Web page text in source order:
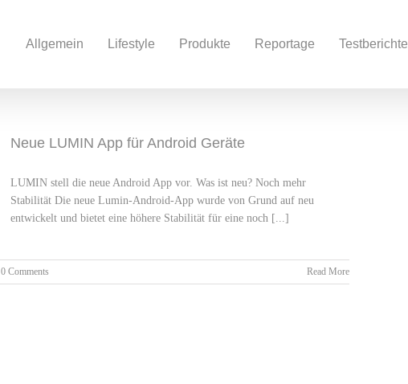
Allgemein Lifestyle Produkte Reportage Testberichte
Neue LUMIN App für Android Geräte
LUMIN stell die neue Android App vor. Was ist neu? Noch mehr
Stabilität Die neue Lumin-Android-App wurde von Grund auf neu
entwickelt und bietet eine höhere Stabilität für eine noch [...]
0 Comments Read More